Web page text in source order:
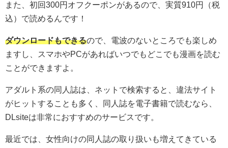
また、初回300円オフクーポンがあるので、実質910円（税
込）で読めるんです！
ダウンロードもできるので、電波のないところでも楽しめ
ますし、スマホやPCがあればいつでもどこでも漫画を読む
ことができますよ。
アダルト系の同人誌は、ネットで検索すると、違法サイト
がヒットすることも多く、同人誌を電子書籍で読むなら、
DLsiteは非常におすすめのサービスです。
最近では、女性向けの同人誌の取り扱いも増えてきている